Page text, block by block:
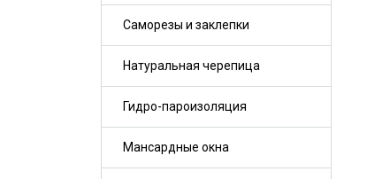
Саморезы и заклепки
Натуральная черепица
Гидро-пароизоляция
Мансардные окна